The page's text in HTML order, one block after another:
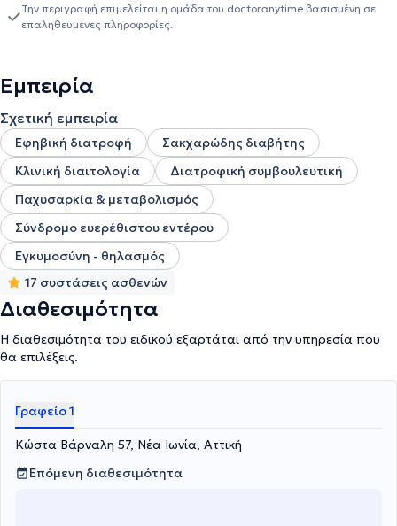
από τον Οργανισμό CNP (Center for Nutritional Psychology). Η
ειδικός έχει εργαστεί ως Διαιτολόγος - Διατροφολόγος στην
εργαστεί σε γραφείο Πνευμονολόγου και Διαιτολόγου,
προσφέροντας διατροφική εκπαίδευση στους ασθενείς,
αξιολόγηση σύστασης σώματος και σχεδιασμό εξατομικευμένων
προγραμμάτων διατροφής. Από το 2016 μέχρι και σήμερα είναι
αρθρογράφος σε περιοδικά και sites σχετικά με wellness & fitness
(shape, savoir ville).
Την περιγραφή επιμελείται η ομάδα του doctoranytime βασισμένη σε
επαληθευμένες πληροφορίες.
Εμπειρία
Σχετική εμπειρία
Εφηβική διατροφή
Σακχαρώδης διαβήτης
Κλινική διαιτολογία
Διατροφική συμβουλευτική
Παχυσαρκία & μεταβολισμός
Σύνδρομο ευερέθιστου εντέρου
Εγκυμοσύνη - θηλασμός
17 συστάσεις ασθενών
Διαθεσιμότητα
Η διαθεσιμότητα του ειδικού εξαρτάται από την υπηρεσία που
θα επιλέξεις.
Γραφείο 1
Κώστα Βάρναλη 57, Νέα Ιωνία, Αττική
Επόμενη διαθεσιμότητα